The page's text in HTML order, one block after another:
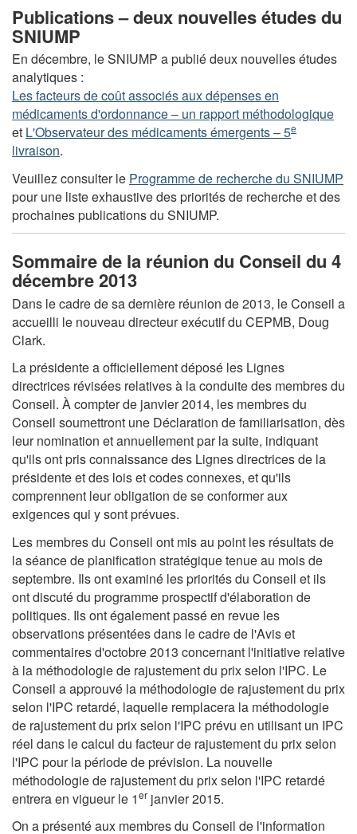
Publications – deux nouvelles études du
SNIUMP
En décembre, le SNIUMP a publié deux nouvelles études
analytiques :
Les facteurs de coût associés aux dépenses en
médicaments d'ordonnance – un rapport méthodologique
et L'Observateur des médicaments émergents – 5e
livraison.
Veuillez consulter le Programme de recherche du SNIUMP
pour une liste exhaustive des priorités de recherche et des
prochaines publications du SNIUMP.
Sommaire de la réunion du Conseil du 4
décembre 2013
Dans le cadre de sa dernière réunion de 2013, le Conseil a
accueilli le nouveau directeur exécutif du CEPMB, Doug
Clark.
La présidente a officiellement déposé les Lignes
directrices révisées relatives à la conduite des membres du
Conseil. À compter de janvier 2014, les membres du
Conseil soumettront une Déclaration de familiarisation, dès
leur nomination et annuellement par la suite, indiquant
qu'ils ont pris connaissance des Lignes directrices de la
présidente et des lois et codes connexes, et qu'ils
comprennent leur obligation de se conformer aux
exigences qui y sont prévues.
Les membres du Conseil ont mis au point les résultats de
la séance de planification stratégique tenue au mois de
septembre. Ils ont examiné les priorités du Conseil et ils
ont discuté du programme prospectif d'élaboration de
politiques. Ils ont également passé en revue les
observations présentées dans le cadre de l'Avis et
commentaires d'octobre 2013 concernant l'initiative relative
à la méthodologie de rajustement du prix selon l'IPC. Le
Conseil a approuvé la méthodologie de rajustement du prix
selon l'IPC retardé, laquelle remplacera la méthodologie
de rajustement du prix selon l'IPC prévu en utilisant un IPC
réel dans le calcul du facteur de rajustement du prix selon
l'IPC pour la période de prévision. La nouvelle
méthodologie de rajustement du prix selon l'IPC retardé
entrera en vigueur le 1er janvier 2015.
On a présenté aux membres du Conseil de l'information